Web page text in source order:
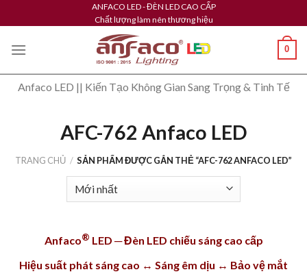
to
content
ANFACO LED - ĐÈN LED CAO CẤP
Chất lượng làm nên thương hiệu
0
Anfaco LED || Kiến Tạo Không Gian Sang Trọng & Tinh Tế
AFC-762 Anfaco LED
TRANG CHỦ / SẢN PHẨM ĐƯỢC GẮN THẺ “AFC-762 ANFACO LED”
Anfaco® LED ─ Đèn LED chiếu sáng cao cấp
Hiệu suất phát sáng cao ↔ Sáng êm dịu ↔ Bảo vệ mắt